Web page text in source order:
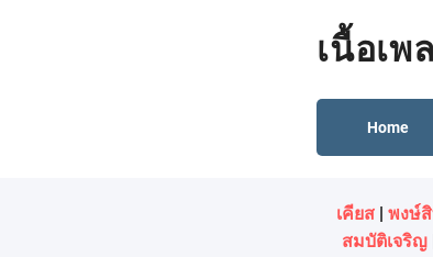
เนื้อเพ
Home
เคียส| พงษ์
สมบัติเจริญ